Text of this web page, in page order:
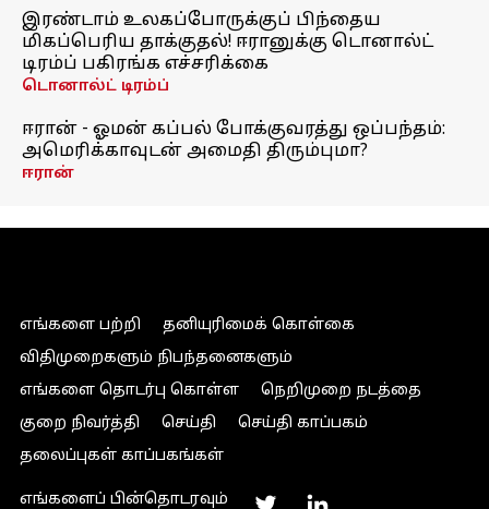
இரண்டாம் உலகப்போருக்குப் பிந்தைய
மிகப்பெரிய தாக்குதல்! ஈரானுக்கு டொனால்ட்
டிரம்ப் பகிரங்க எச்சரிக்கை
டொனால்ட் டிரம்ப்
ஈரான் - ஓமன் கப்பல் போக்குவரத்து ஒப்பந்தம்:
அமெரிக்காவுடன் அமைதி திரும்புமா?
ஈரான்
எங்களை பற்றி
தனியுரிமைக் கொள்கை
விதிமுறைகளும் நிபந்தனைகளும்
எங்களை தொடர்பு கொள்ள
நெறிமுறை நடத்தை
குறை நிவர்த்தி
செய்தி
செய்தி காப்பகம்
தலைப்புகள் காப்பகங்கள்
எங்களைப் பின்தொடரவும்